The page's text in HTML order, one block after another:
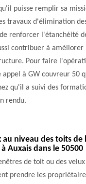
puisse remplir sa
travaux d'élimination
renforcer l'étanchéité
contribuer à améliorer
Pour faire
à GW couvreur 50
qu'il a suivi des
rendu.
au niveau des toits de
Auxais dans le 50500
de toit ou des
prendre les